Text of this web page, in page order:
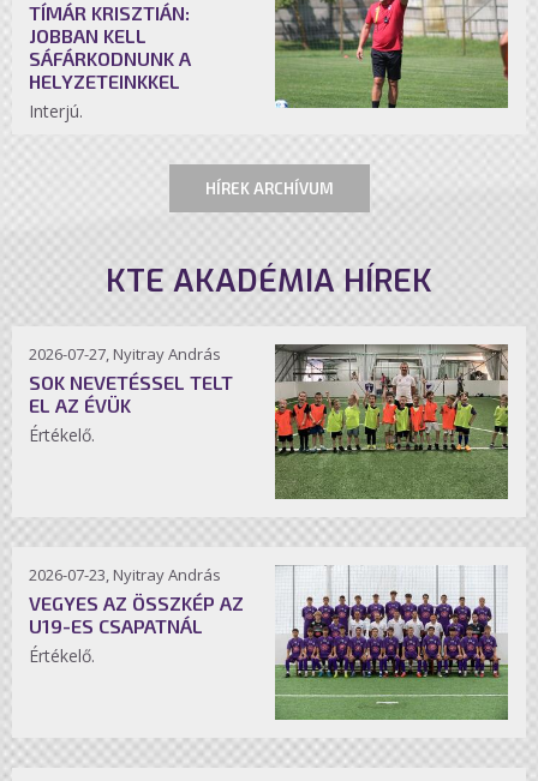
TÍMÁR KRISZTIÁN:
JOBBAN KELL
SÁFÁRKODNUNK A
HELYZETEINKKEL
Interjú.
HÍREK ARCHÍVUM
KTE AKADÉMIA HÍREK
2026-07-27, Nyitray András
SOK NEVETÉSSEL TELT
EL AZ ÉVÜK
Értékelő.
2026-07-23, Nyitray András
VEGYES AZ ÖSSZKÉP AZ
U19-ES CSAPATNÁL
Értékelő.